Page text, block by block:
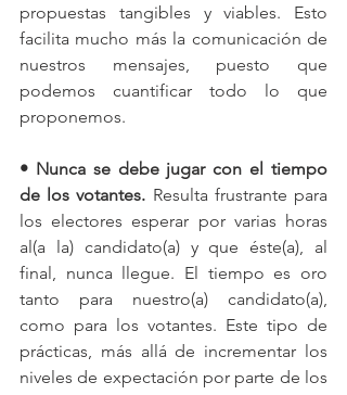
propuestas tangibles y viables. Esto
facilita mucho más la comunicación de
nuestros mensajes, puesto que
podemos cuantificar todo lo que
proponemos.
• Nunca se debe jugar con el tiempo
de los votantes. Resulta frustrante para
los electores esperar por varias horas
al(a la) candidato(a) y que éste(a), al
final, nunca llegue. El tiempo es oro
tanto para nuestro(a) candidato(a),
como para los votantes. Este tipo de
prácticas, más allá de incrementar los
niveles de expectación por parte de los